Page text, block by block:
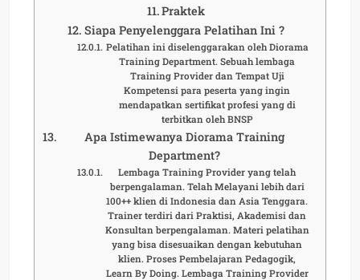
Praktek
Siapa Penyelenggara Pelatihan Ini ?
Pelatihan ini diselenggarakan oleh Diorama
Training Department. Sebuah lembaga
Training Provider dan Tempat Uji
Kompetensi para peserta yang ingin
mendapatkan sertifikat profesi yang di
terbitkan oleh BNSP
Apa Istimewanya Diorama Training
Department?
Lembaga Training Provider yang telah
berpengalaman. Telah Melayani lebih dari
100++ klien di Indonesia dan Asia Tenggara.
Trainer terdiri dari Praktisi, Akademisi dan
Konsultan berpengalaman. Materi pelatihan
yang bisa disesuaikan dengan kebutuhan
klien. Proses Pembelajaran Pedagogik,
Learn By Doing. Lembaga Training Provider